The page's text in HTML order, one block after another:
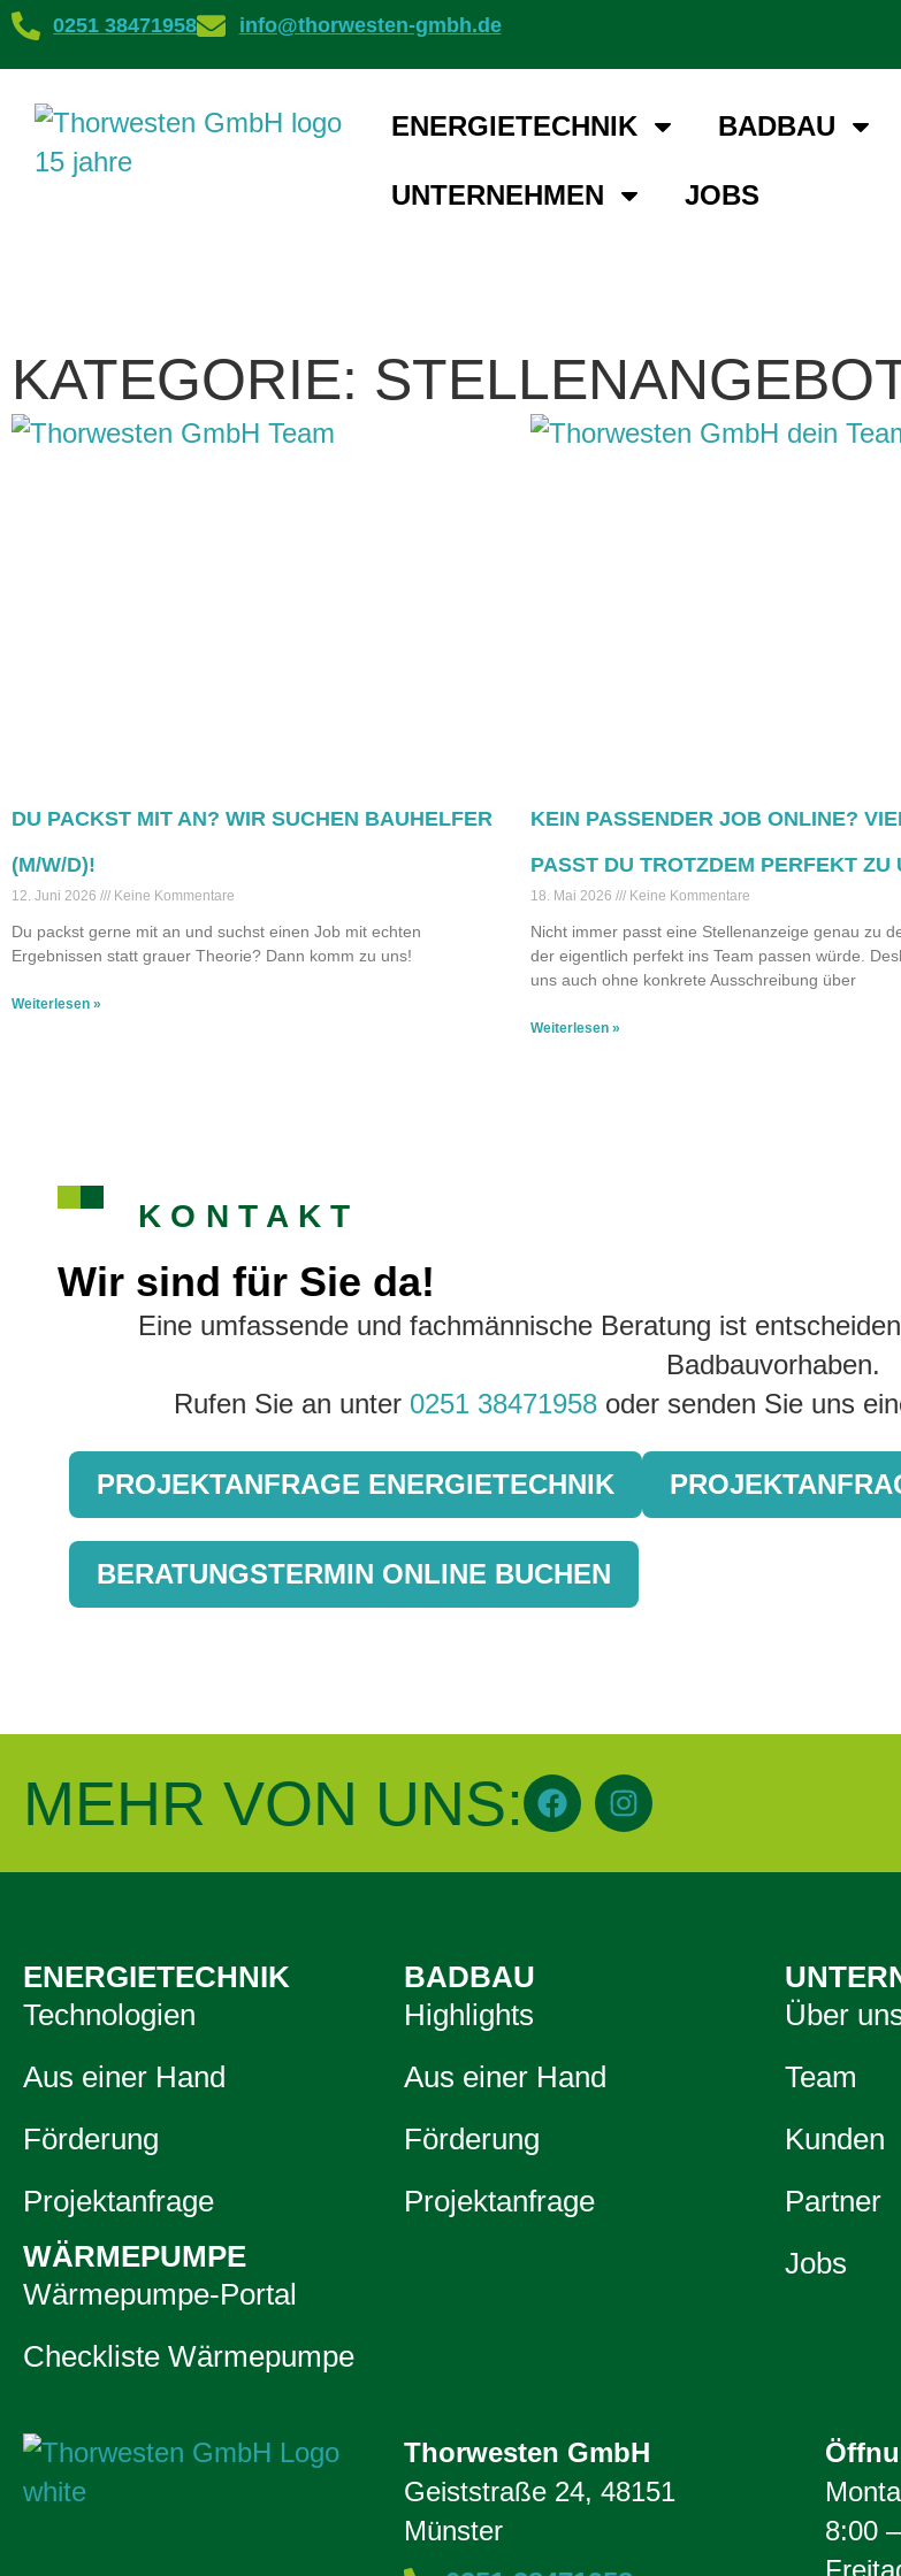
0251 38471958 info@thorwesten-gmbh.de
ENERGIETECHNIK BADBAU
UNTERNEHMEN JOBS
KATEGORIE:
DU PACKST MIT AN? WIR SUCHEN BAUHELFER
(M/W/D)!
12. Juni 2026 Keine Kommentare
Du packst gerne mit an und suchst einen Job mit echten
Ergebnissen statt grauer Theorie? Dann komm zu uns!
Weiterlesen »
KEIN PASSENDER JOB ONLINE?
PASST DU TROTZDEM PERFEKT ZU
18. Mai 2026 Keine Kommentare
Nicht immer passt eine Stellenanzeige genau zu
der eigentlich perfekt ins Team passen würde.
uns auch ohne konkrete Ausschreibung über
Weiterlesen »
KONTAKT
Wir sind für Sie da!
Eine umfassende und fachmännische Beratung ist
Badbauvorhaben.
Rufen Sie an unter 0251 38471958 oder senden Sie uns
PROJEKTANFRAGE ENERGIETECHNIK
BERATUNGSTERMIN ONLINE BUCHEN
MEHR VON UNS:
ENERGIETECHNIK
Technologien
Aus einer Hand
Förderung
Projektanfrage
WÄRMEPUMPE
Wärmepumpe-Portal
Checkliste Wärmepumpe
BADBAU
Highlights
Aus einer Hand
Förderung
Projektanfrage
Über
Team
Kunden
Partner
Jobs
Thorwesten GmbH
Geiststraße 24, 48151
Münster
8:00